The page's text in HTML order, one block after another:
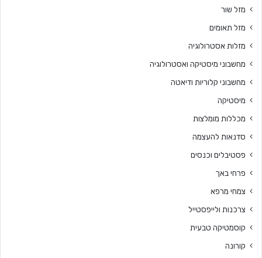
מזל שור
מזל תאומים
מזלות אסטרולוגיה
מחשבוני מיסטיקה ואסטרולוגיה
מחשבוני קלוריות ודיאטה
מיסטיקה
מכללות מומלצות
סדנאות להעצמה
פסטיבלים וכנסים
פרחי באך
צמחי מרפא
צרכנות ולייפסטייל
קוסמטיקה טבעית
קורונה